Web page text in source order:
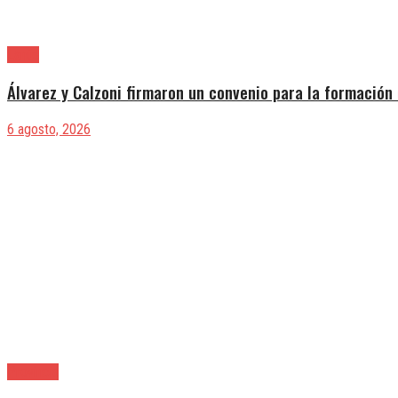
Álvarez y Calzoni firmaron un convenio para la
6 agosto, 2026